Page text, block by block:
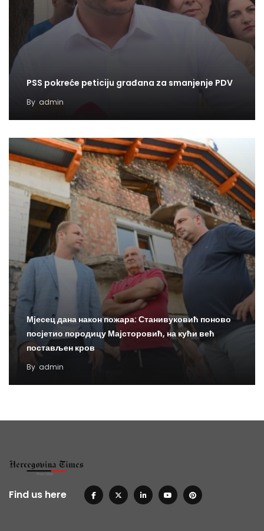
PSS pokreće peticiju građana za smanjenje PDV
By admin
Мјесец дана након пожара: Станивуковић поново
посјетио породицу Мајсторовић, на кући већ
постављен кров
By admin
Find us here